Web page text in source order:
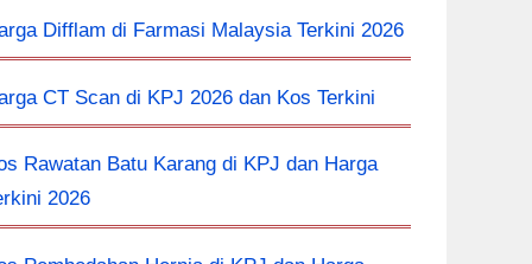
Difflam di Farmasi Malaysia Terkini 2026
CT Scan di KPJ 2026 dan Kos Terkini
Rawatan Batu Karang di KPJ dan Harga
2026